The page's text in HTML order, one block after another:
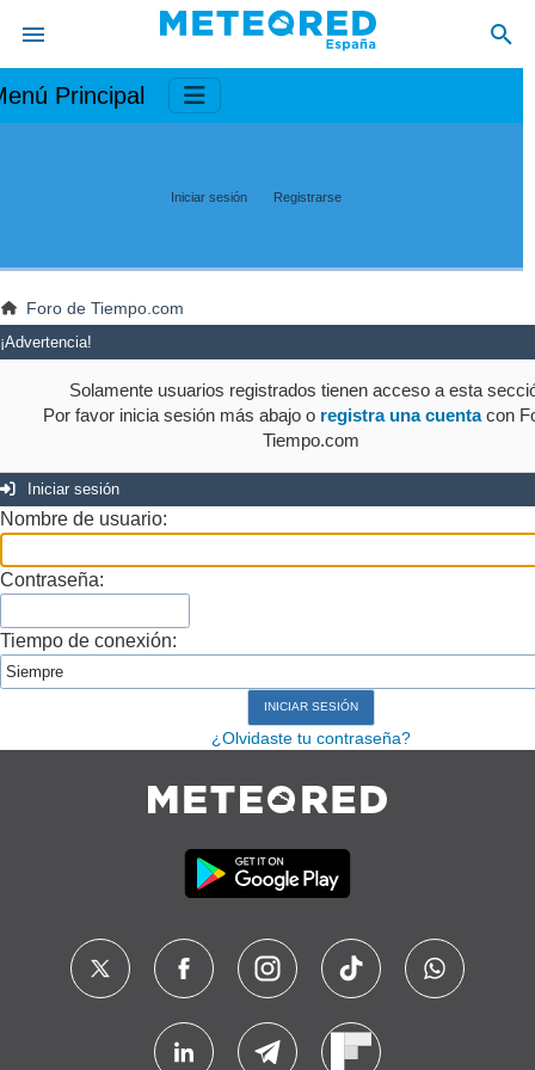
Principal
Iniciar sesión Registrarse
Foro de Tiempo.com
¡Advertencia!
Solamente usuarios registrados tienen acceso a esta
Por favor inicia sesión más abajo o registra una cuentacon
Tiempo.com
Iniciar sesión
Nombre de usuario:
Contraseña:
Tiempo de conexión:
¿Olvidaste tu contraseña?